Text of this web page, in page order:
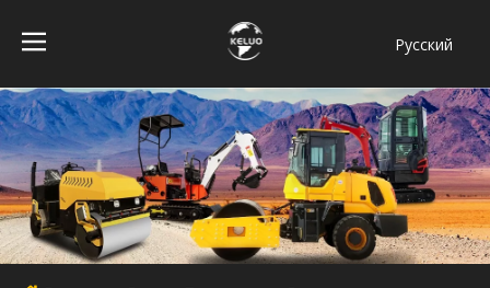
Pусский
Bahasa
indonesia
Türk dili
ไทย
Italiano
Deutsch